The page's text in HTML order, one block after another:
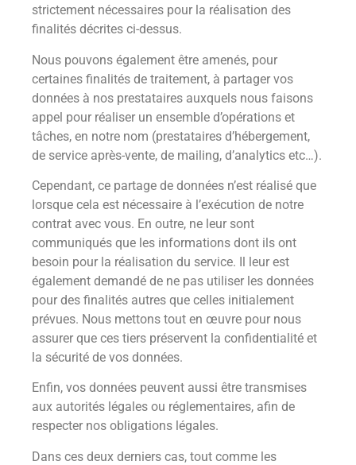
strictement nécessaires pour la réalisation des
finalités décrites ci-dessus.
Nous pouvons également être amenés, pour
certaines finalités de traitement, à partager vos
données à nos prestataires auxquels nous faisons
appel pour réaliser un ensemble d’opérations et
tâches, en notre nom (prestataires d’hébergement,
de service après-vente, de mailing, d’analytics etc…).
Cependant, ce partage de données n’est réalisé que
lorsque cela est nécessaire à l’exécution de notre
contrat avec vous. En outre, ne leur sont
communiqués que les informations dont ils ont
besoin pour la réalisation du service. Il leur est
également demandé de ne pas utiliser les données
pour des finalités autres que celles initialement
prévues. Nous mettons tout en œuvre pour nous
assurer que ces tiers préservent la confidentialité et
la sécurité de vos données.
Enfin, vos données peuvent aussi être transmises
aux autorités légales ou réglementaires, afin de
respecter nos obligations légales.
Dans ces deux derniers cas, tout comme les